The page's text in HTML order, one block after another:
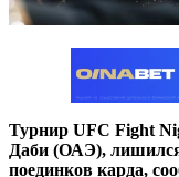
Турнир UFC Fight
Даби (ОАЭ),
поединков карда,